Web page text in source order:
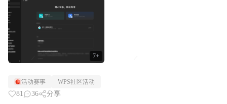
7+
视。⭐关于WPS社区WPS社区（bbs.wps....
活动赛事 WPS社区活动
81 36 分享